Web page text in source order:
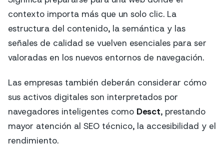
contexto importa más que un solo clic. La
estructura del contenido, la semántica y las
señales de calidad se vuelven esenciales para ser
valoradas en los nuevos entornos de navegación.
Las empresas también deberán considerar cómo
sus activos digitales son interpretados por
navegadores inteligentes como Desct, prestando
mayor atención al SEO técnico, la accesibilidad y el
rendimiento.